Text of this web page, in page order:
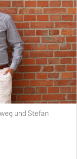
und Stefan